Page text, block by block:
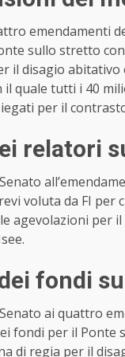
emendamenti
sullo stretto
il disagio
quale tutti i 40
per il
relatori
voluta da FI per
agevolazioni per
fondi
ai quattro
fondi per il
di regia per il